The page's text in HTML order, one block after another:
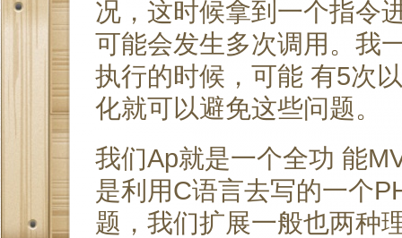
况，这时候拿到一个指令
可能会发生多次调用。我
执行的时候，可能 有5次
化就可以避免这些问题。
我们Ap就是一个全功 能
是利用C语言去写的一个
题，我们扩展一般也两种